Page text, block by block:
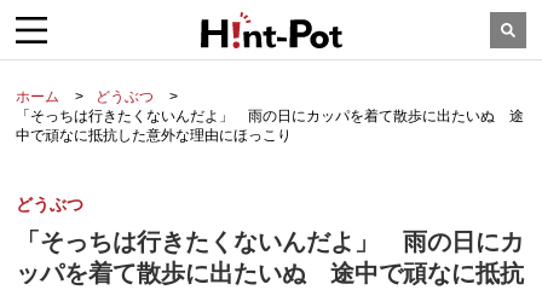
ホーム
どうぶつ
「そっちは行きたくないんだよ」 雨の日にカッパを着て散歩に出たいぬ 途
中で頑なに抵抗した意外な理由にほっこり
どうぶつ
「そっちは行きたくないんだよ」 雨の日にカ
ッパを着て散歩に出たいぬ 途中で頑なに抵抗